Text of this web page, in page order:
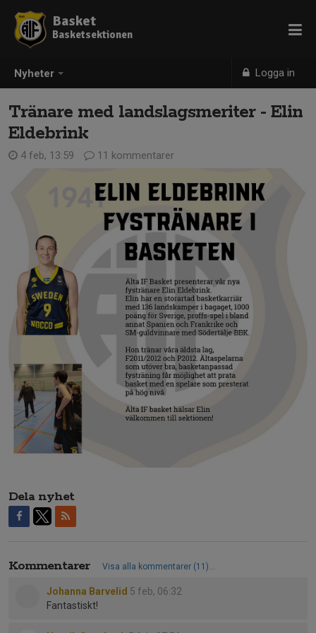
Nyheter Logga in
Basket
Basketsektionen
Tränare med landslagsmeriter - Elin
Eldebrink
4 feb, 13:59 11 kommentarer
Dela nyhet
Kommentarer Visa alla kommentarer (11)...
Johanna Barvelid 5 feb, 06:32
Fantastiskt!